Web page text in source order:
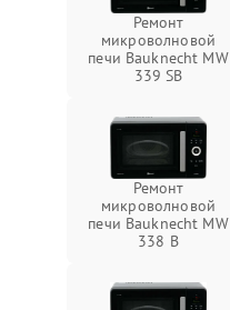
Ремонт
микроволновой
печи Bauknecht MW
339 SB
Ремонт
микроволновой
печи Bauknecht MW
338 B